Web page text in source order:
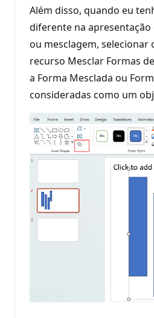
Além disso, quando eu
diferente na
ou mesclagem, selecionar
recurso Mesclar Formas
a Forma Mesclada ou
consideradas como um